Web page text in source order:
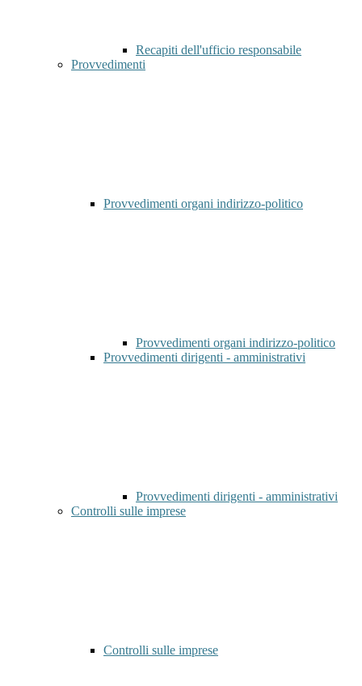
Recapiti dell'ufficio responsabile
Provvedimenti
Provvedimenti organi indirizzo-politico
Provvedimenti organi indirizzo-politico
Provvedimenti dirigenti - amministrativi
Provvedimenti dirigenti - amministrativi
Controlli sulle imprese
Controlli sulle imprese